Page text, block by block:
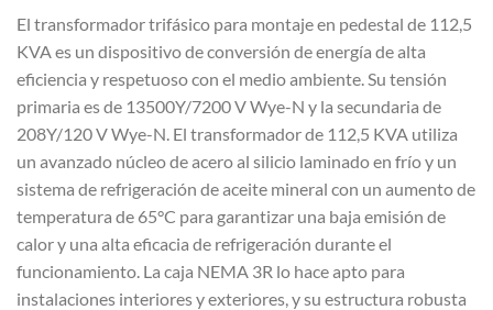
El transformador trifásico para montaje en pedestal de 112,5
KVA es un dispositivo de conversión de energía de alta
eficiencia y respetuoso con el medio ambiente. Su tensión
primaria es de 13500Y/7200 V Wye-N y la secundaria de
208Y/120 V Wye-N. El transformador de 112,5 KVA utiliza
un avanzado núcleo de acero al silicio laminado en frío y un
sistema de refrigeración de aceite mineral con un aumento de
temperatura de 65°C para garantizar una baja emisión de
calor y una alta eficacia de refrigeración durante el
funcionamiento. La caja NEMA 3R lo hace apto para
instalaciones interiores y exteriores, y su estructura robusta